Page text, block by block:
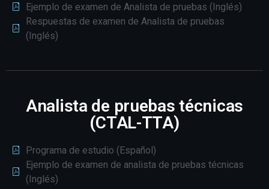
Ejemplo de examen de Analista de pruebas (Inglés)
Respuestas de examen de Analista de pruebas
(Inglés)
Analista de pruebas técnicas
(CTAL-TTA)
Programa de estudio (Español)
Ejemplo de examen de analista de pruebas técnicas
(Inglés)